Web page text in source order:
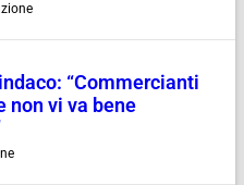
“Commercianti
non vi va bene